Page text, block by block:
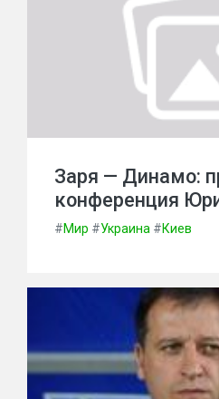
Заря — Динамо:
конференция
#Мир #Украина #Киев